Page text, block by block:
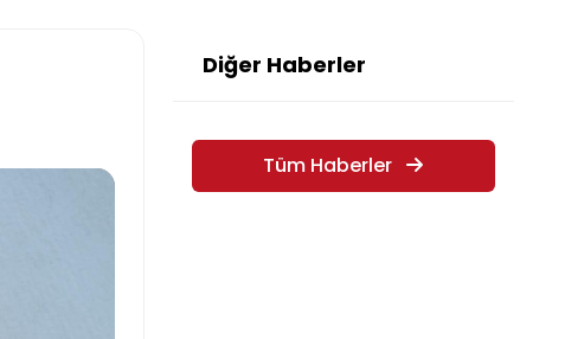
Diğer Haberler
Tüm Haberler